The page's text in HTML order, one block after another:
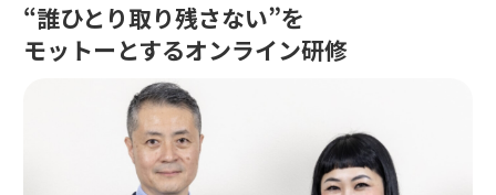
“誰ひとり取り残さない”を
モットーとするオンライン研修